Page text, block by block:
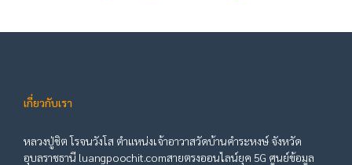
เกี่ยวกับเรา
หลวงปู่ชิต โรจนวังโส ตำแหน่งเจ้าอาวาสวัดบ้านคำระหงษ์ จังหวัด
อุบลราชธานี luangpoochit.comสายตรงออนไลน์ยุค 5G ศูนย์ข้อมูล